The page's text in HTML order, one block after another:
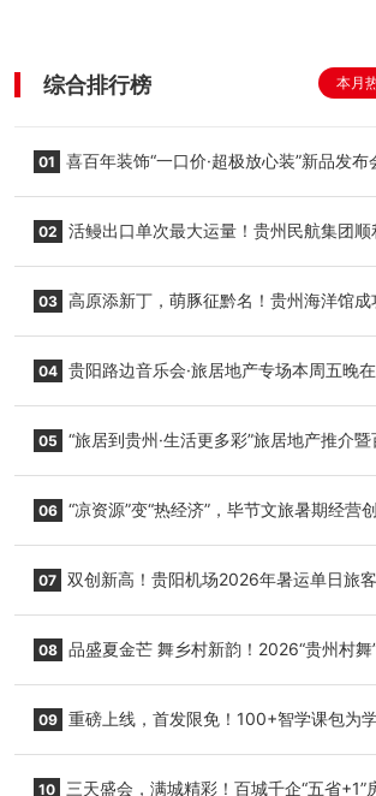
综合排行榜 本月
01 喜百年装饰“一口价·超极放心装”新品发
02 活鳗出口单次最大运量！贵州民航集团
03 高原添新丁，萌豚征黔名！贵州海洋馆成
04 贵阳路边音乐会·旅居地产专场本周五晚
05 “旅居到贵州·生活更多彩”旅居地产推介
06 “凉资源”变“热经济”，毕节文旅暑期经营
07 双创新高！贵阳机场2026年暑运单日旅
08 品盛夏金芒 舞乡村新韵！2026“贵州村舞
09 重磅上线，首发限免！100+智学课包为
10 三天盛会，满城精彩！百城千企“五省+1”